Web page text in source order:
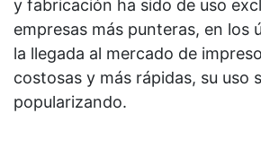
y fabricación ha sido de uso
empresas más punteras, en los
la llegada al mercado de
costosas y más rápidas, su uso
popularizando.